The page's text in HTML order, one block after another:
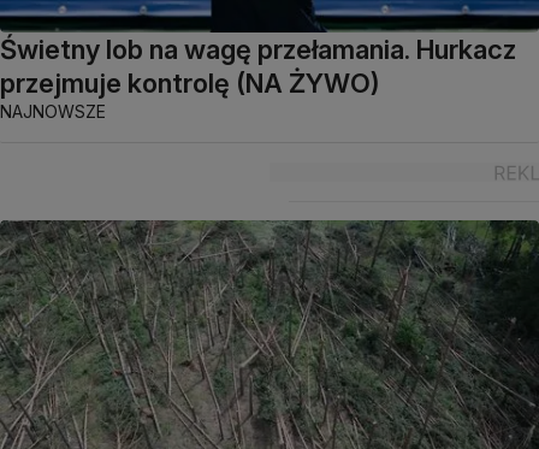
Świetny lob na wagę przełamania. Hurkacz
przejmuje kontrolę (NA ŻYWO)
NAJNOWSZE